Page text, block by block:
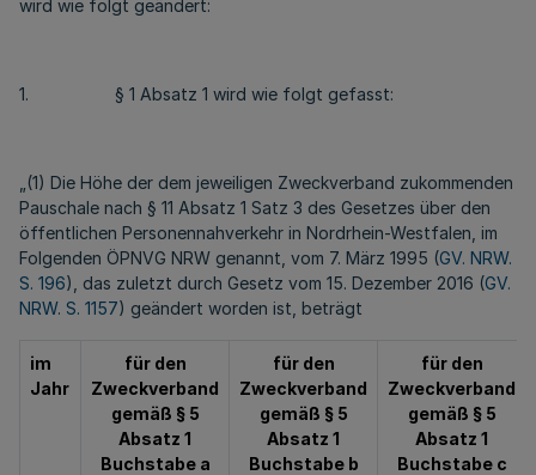
wird wie folgt geändert:
1. § 1 Absatz 1 wird wie folgt gefasst:
„(1) Die Höhe der dem jeweiligen Zweckverband zukommenden
Pauschale nach § 11 Absatz 1 Satz 3 des Gesetzes über den
öffentlichen Personennahverkehr in Nordrhein-Westfalen, im
Folgenden ÖPNVG NRW genannt, vom 7. März 1995 (GV. NRW.
S. 196), das zuletzt durch Gesetz vom 15. Dezember 2016 (GV.
NRW. S. 1157) geändert worden ist, beträgt
im
Jahr
für den
Zweckverband
gemäß § 5
Absatz 1
Buchstabe a
für den
Zweckverband
gemäß § 5
Absatz 1
Buchstabe b
für den
Zweckverband
gemäß § 5
Absatz 1
Buchstabe c